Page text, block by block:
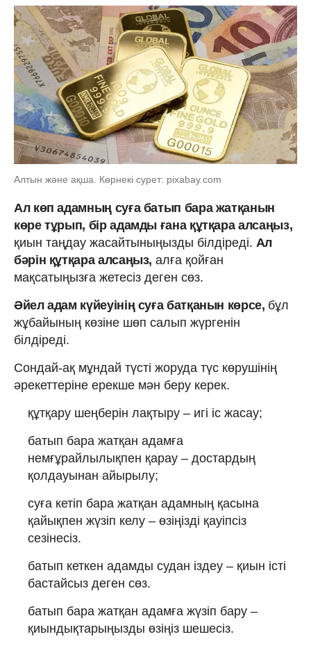
Алтын және ақша. Көрнекі сурет: pixabay.com
Ал көп адамның суға батып бара жатқанын
көре тұрып, бір адамды ғана құтқара алсаңыз,
қиын таңдау жасайтыныңызды білдіреді. Ал
бәрін құтқара алсаңыз, алға қойған
мақсатыңызға жетесіз деген сөз.
Әйел адам күйеуінің суға батқанын көрсе, бұл
жұбайының көзіне шөп салып жүргенін
білдіреді.
Сондай-ақ мұндай түсті жоруда түс көрушінің
әрекеттеріне ерекше мән беру керек.
құтқару шеңберін лақтыру – игі іс жасау;
батып бара жатқан адамға
немғұрайлылықпен қарау – достардың
қолдауынан айырылу;
суға кетіп бара жатқан адамның қасына
қайықпен жүзіп келу – өзіңізді қауіпсіз
сезінесіз.
батып кеткен адамды судан іздеу – қиын істі
бастайсыз деген сөз.
батып бара жатқан адамға жүзіп бару –
қиындықтарыңызды өзіңіз шешесіз.